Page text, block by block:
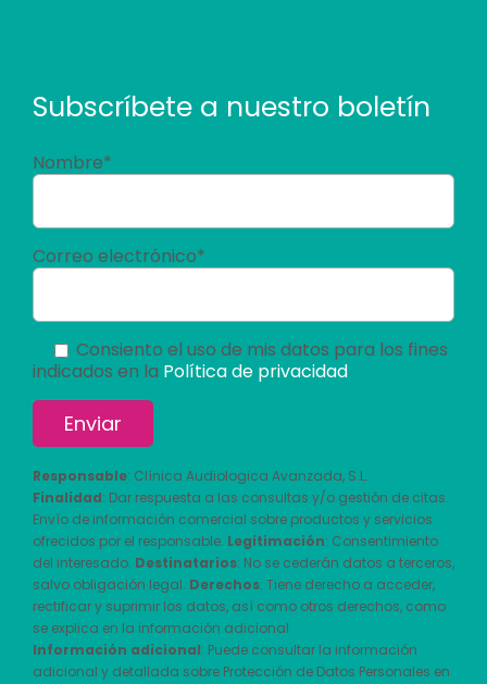
Subscríbete a nuestro boletín
Nombre*
Correo electrónico*
Consiento el uso de mis datos para los fines
indicados en la Política de privacidad
Responsable: Clínica Audiologica Avanzada, S.L.
Finalidad: Dar respuesta a las consultas y/o gestión de citas.
Envío de información comercial sobre productos y servicios
ofrecidos por el responsable. Legitimación: Consentimiento
del interesado. Destinatarios: No se cederán datos a terceros,
salvo obligación legal. Derechos: Tiene derecho a acceder,
rectificar y suprimir los datos, así como otros derechos, como
se explica en la información adicional
Información adicional: Puede consultar la información
adicional y detallada sobre Protección de Datos Personales en